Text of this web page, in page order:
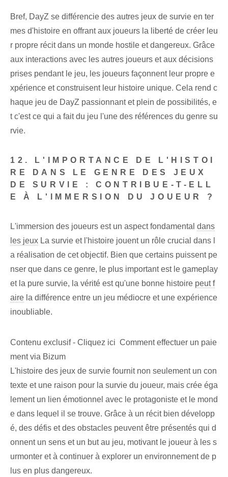
Bref, DayZ se différencie des autres jeux de survie en ter
mes d'histoire en offrant aux joueurs la liberté de créer leu
r propre récit dans un monde hostile et dangereux. Grâce
aux interactions avec les autres joueurs et aux décisions
prises pendant le jeu, les joueurs façonnent leur propre e
xpérience et construisent leur histoire unique. Cela rend c
haque jeu de DayZ passionnant et plein de possibilités, e
t c'est ce qui a fait du jeu l'une des références du genre su
rvie.
12. L'IMPORTANCE DE L'HISTOI
RE DANS LE GENRE DES JEUX
DE SURVIE : CONTRIBUE-T-ELL
E À L'IMMERSION DU JOUEUR ?
L'immersion des joueurs est un aspect fondamental dans
les jeux La survie et l'histoire jouent un rôle crucial dans l
a réalisation de cet objectif. Bien que certains puissent pe
nser que dans ce genre, le plus important est le gameplay
et la pure survie, la vérité est qu'une bonne histoire peut f
aire la différence entre un jeu médiocre et une expérience
inoubliable.
Contenu exclusif - Cliquez ici Comment effectuer un paie
ment via Bizum
L'histoire des jeux de survie fournit non seulement un con
texte et une raison pour la survie du joueur, mais crée éga
lement un lien émotionnel avec le protagoniste et le mond
e dans lequel il se trouve. Grâce à un récit bien développ
é, des défis et des obstacles peuvent être présentés qui d
onnent un sens et un but au jeu, motivant le joueur à les s
urmonter et à continuer à explorer un environnement de p
lus en plus dangereux.